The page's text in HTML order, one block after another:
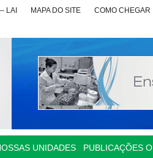
LAI MAPA DO SITE COMO CHEGAR
UNIDADES PUBLICAÇÕES